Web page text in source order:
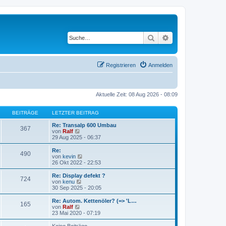
Suche
Anmelden
Registrieren
Aktuelle Zeit: 08 Aug 2026 - 08:09
BEITRÄGE LETZTER BEITRAG
367
Re: Transalp 600 Umbau
von Ralf
e
u
s
t
B
e
i
r
g
29 Aug 2025 - 06:37
490
Re:
von kevin
e
u
e
r
B
26 Okt 2022 - 22:53
724
Re: Display defekt ?
von kenu
e
u
e
30 Sep 2025 - 20:05
165
Re: Autom. Kettenöler? (=> 'L…
von Ralf
e
u
e
23 Mai 2020 - 07:19